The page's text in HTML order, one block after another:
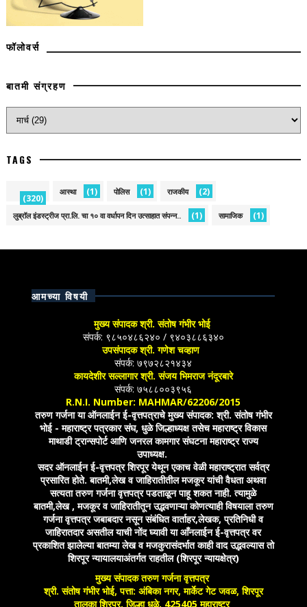
फॉलोवर्स
बातमी संग्रहण
TAGS
(320)
आस्था (1) पोलिस (1) राजकीय (2)
लुब्रॉल इंडस्ट्रीज प्रा.लि. चा १० वा वर्धापन दिन उत्साहात संपन्न.. (1) सामाजिक (1)
आमच्या विषयी
मुख्य संपादक श्री. संतोष गंभीर भोई
संपर्क: ९८५०४८६२४० / ९४०३८८६३४०
उपसंपादक श्री. गणेश चव्हाण
संपर्क: ७९७२८२१४३४
कायदेशीर सल्लागार श्री. संजय भिमराज नंदूरबारे
संपर्क: ७५८८००३९५६
R.N.I. Number: MAHMAR/62206/2015
तरुण गर्जना या ऑनलाईन ई-वृत्तपत्राचे मुख्य संपादक: श्री. संतोष गंभीर
भोई - महाराष्ट्र पत्रकार संघ, धुळे जिल्हाध्यक्ष तसेच महाराष्ट्र विकास
माथाडी ट्रान्सपोर्ट आणि जनरल कामगार संघटना महाराष्ट्र राज्य
उपाध्यक्ष.
सदर ऑनलाईन ई-वृत्तपत्र शिरपूर येथून एकाच वेळी महाराष्ट्रात सर्वत्र
प्रसारित होते. बातमी,लेख व जाहिरातीतील मजकूर यांची वैधता अथवा
सत्यता तरुण गर्जना वृत्तपत्र पडताळून पाहू शकत नाही. त्यामुळे
बातमी,लेख , मजकूर व जाहिरातीतून उद्भवणाऱ्या कोणत्याही विषयाला तरुण
गर्जना वृत्तपत्र जबाबदार नसून संबंधित वार्ताहर,लेखक, प्रतिनिधी व
जाहिरातदार असतील याची नोंद घ्यावी या आँनलाईन ई-वृत्तपत्र वर
प्रकाशित झालेल्या बातम्या लेख व मजकुरासंदर्भात काही वाद उद्भवल्यास तो
शिरपूर न्यायालयाअंतर्गत राहतील (शिरपूर न्यायक्षेत्र)
मुख्य संपादक तरुण गर्जना वृत्तपत्र
श्री. संतोष गंभीर भोई, पत्ता: अंबिका नगर, मार्केट गेट जवळ, शिरपूर
तालुका शिरपूर, जिल्हा धुळे, 425405 महाराष्ट्र